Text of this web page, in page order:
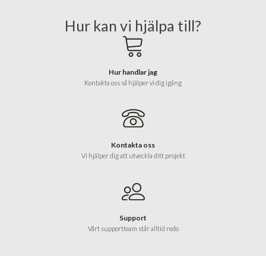
Hur kan vi hjälpa till?
Hur handlar jag
Kontakta oss så hjälper vi dig igång
Kontakta oss
Vi hjälper dig att utveckla ditt projekt
Support
Vårt supportteam står alltid redo